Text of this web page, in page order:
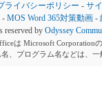
ライバシーポリシー - サ
-MOS Word 365対策動画 -
reserved by Odyssey
は Microsoft Corporation
、プログラム名などは、